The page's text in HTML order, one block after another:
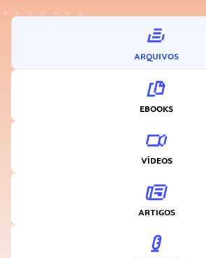
ARQUIVOS
EBOOKS
VÍDEOS
ARTIGOS